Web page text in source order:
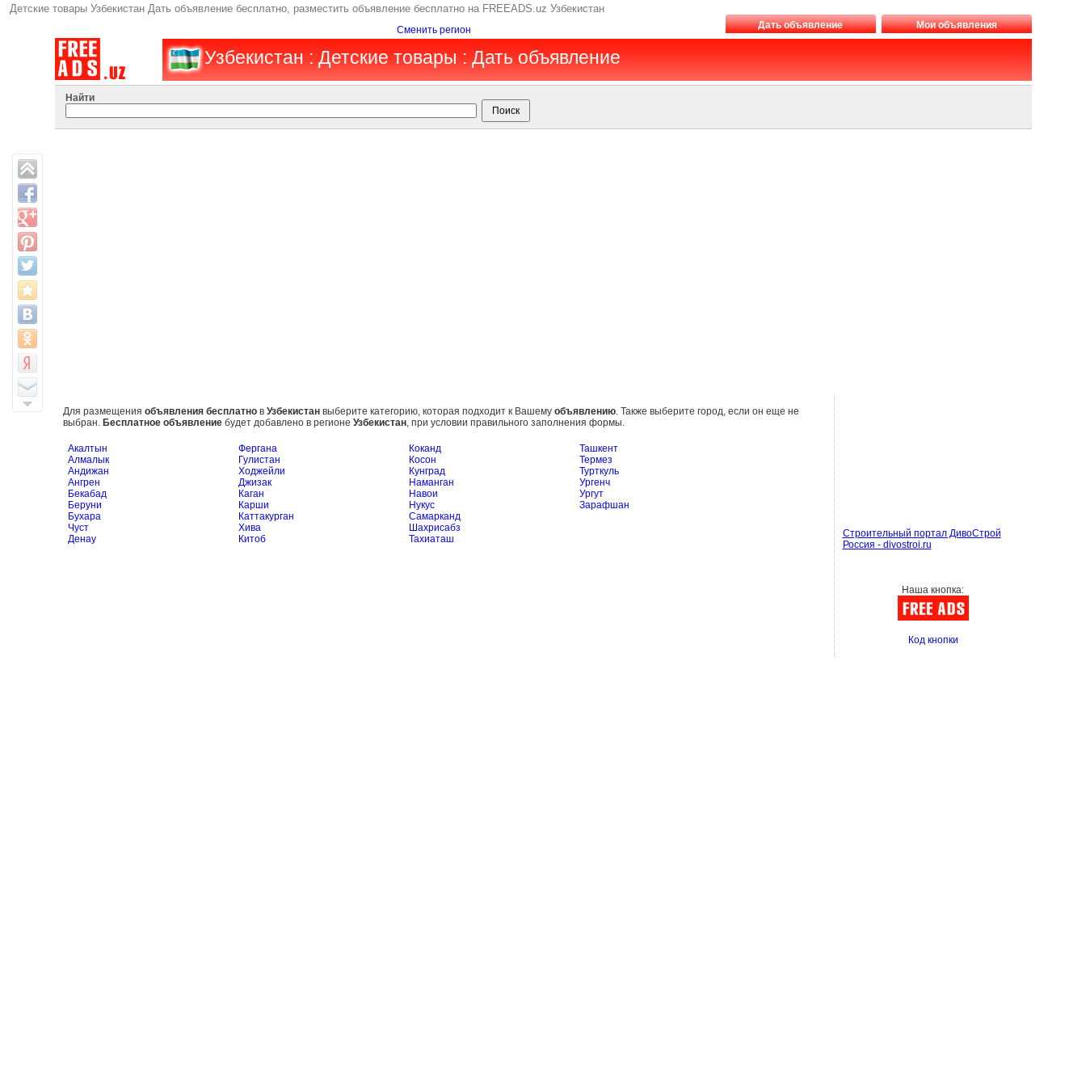
Детские товары Узбекистан Дать объявление бесплатно, разместить объявление бесплатно на FREEADS.uz Узбекистан
Сменить регион Дать объявление Мои объявления
Узбекистан : Детские товары : Дать объявление
Найти
Для размещения объявления бесплатнов Узбекистанвыберите категорию, которая подходит к Вашему объявлению. Также выберите город, если он еще не
выбран. Бесплатное объявлениебудет добавлено в регионе Узбекистан, при условии правильного заполнения формы.
Акалтын
Алмалык
Андижан
Ангрен
Бекабад
Беруни
Бухара
Чуст
Денау
Фергана
Гулистан
Ходжейли
Джизак
Каган
Карши
Каттакурган
Хива
Китоб
Коканд
Косон
Кунград
Наманган
Навои
Нукус
Самарканд
Шахрисабз
Тахиаташ
Ташкент
Термез
Турткуль
Ургенч
Ургут
Зарафшан
Строительный портал ДивоСтрой
Россия - divostroi.ru
Наша кнопка:
Код кнопки